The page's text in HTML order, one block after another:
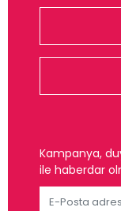
Kampanya,
ile haberdar